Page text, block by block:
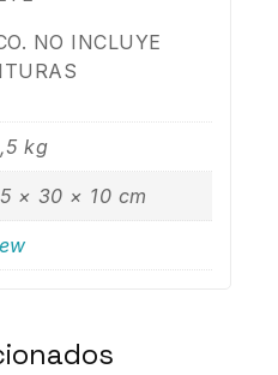
NO INCLUYE
kg
× 30 × 10 cm